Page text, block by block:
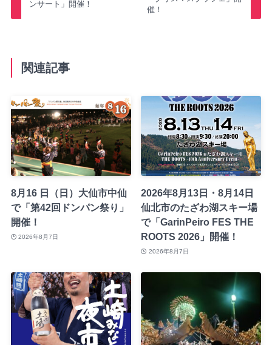
ンサート」開催！
催！
関連記事
8月16 日（日）大仙市中仙
で「第42回ドンパン祭り」
開催！
2026年8月7日
2026年8月13日・8月14日
仙北市のたざわ湖スキー場
で「GarinPeiro FES THE
ROOTS 2026」開催！
2026年8月7日